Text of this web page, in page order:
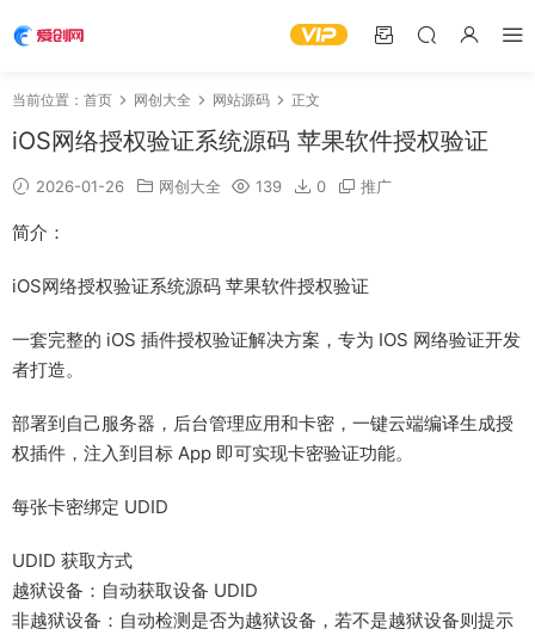
当前位置： 首页 网创大全 网站源码 正文
iOS网络授权验证系统源码 苹果软件授权验证
2026-01-26 网创大全 139 0 推广
简介：
iOS网络授权验证系统源码 苹果软件授权验证
一套完整的 iOS 插件授权验证解决方案，专为 IOS 网络验证开发
者打造。
部署到自己服务器，后台管理应用和卡密，一键云端编译生成授
权插件，注入到目标 App 即可实现卡密验证功能。
每张卡密绑定 UDID
UDID 获取方式
越狱设备：自动获取设备 UDID
非越狱设备：自动检测是否为越狱设备，若不是越狱设备则提示